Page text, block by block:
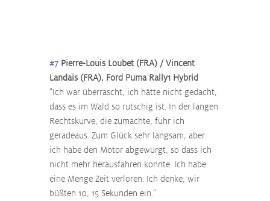
#7 Pierre-Louis Loubet (FRA) / Vincent
Landais (FRA), Ford Puma Rally1 Hybrid
"Ich war überrascht, ich hätte nicht gedacht,
dass es im Wald so rutschig ist. In der langen
Rechtskurve, die zumachte, fuhr ich
geradeaus. Zum Glück sehr langsam, aber
ich habe den Motor abgewürgt, so dass ich
nicht mehr herausfahren konnte. Ich habe
eine Menge Zeit verloren. Ich denke, wir
büßten 10, 15 Sekunden ein."